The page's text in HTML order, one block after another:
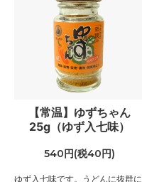
【常温】ゆずちゃん
25g（ゆず入七味）
540円(税40円)
ゆず入七味です。うどんに抜群に